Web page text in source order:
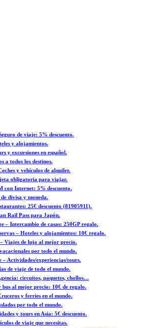
de viaje: 5% descuento.
y alojamientos.
y excursiones en español.
a todos los destinos.
y vehículos de alquiler.
obligatoria para viajar.
con Internet: 5% descuento.
divisa y moneda.
25€ descuento (81905911).
Rail Pass para Japón.
– Intercambio de casas: 250GP regalo.
– Hoteles y alojamientos: 10€ regalo.
Viajes de lujo al mejor precio.
por todo el mundo.
– Actividades/experiencias/tours.
de viaje de todo el mundo.
circuitos, paquetes, chollos…
bus al mejor precio: 10€ de regalo.
y ferries en el mundo.
por todo el mundo.
y tours en Asia: 5€ descuento.
de viaje que necesitas.